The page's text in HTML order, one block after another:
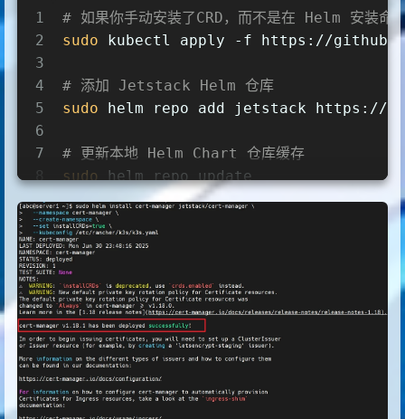
1
2
3
4
5
6
7
8
9
10
11
12
13
14
# 如果你手动安装了CRD，而不是在 Helm 安
sudo kubectl apply -f https://
# 添加 Jetstack Helm 仓库
sudo helm repo add jetstack https://
# 更新本地 Helm Chart 仓库缓存
sudo
helm repo update
# 安装 cert-manager Helm Chart
sudo helm install cert-manager
  --namespace cert-manager \
  --create-namespace \
  --
set installCRDs=true